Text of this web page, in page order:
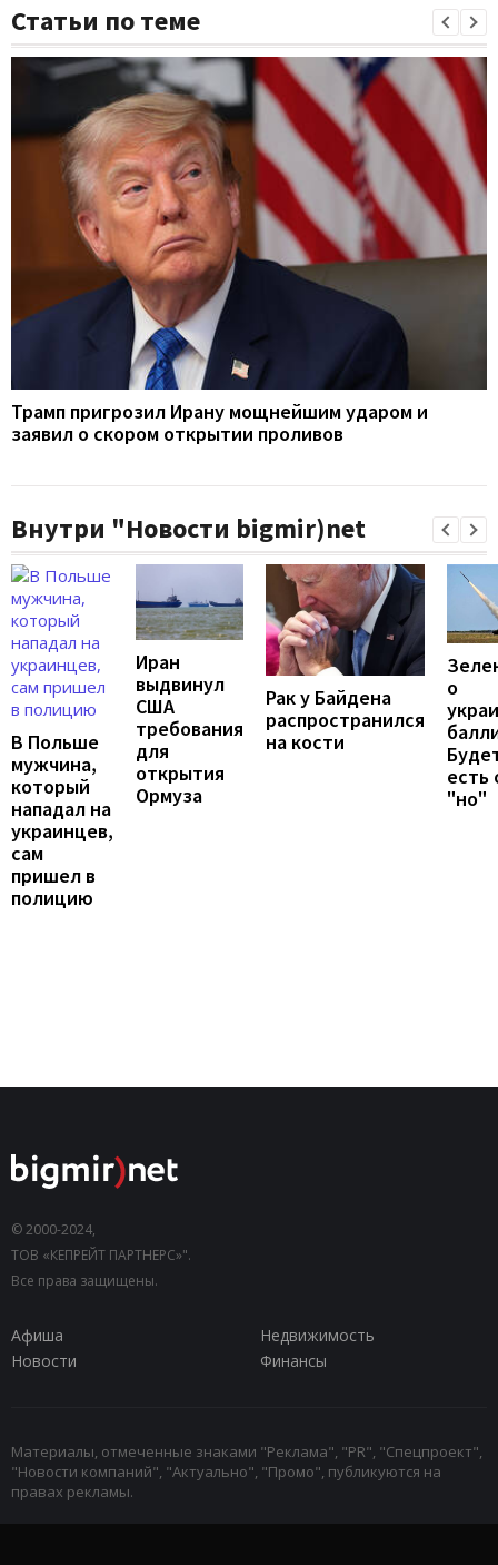
Статьи по теме
Трамп пригрозил Ирану мощнейшим ударом и
заявил о скором открытии проливов
Внутри "Новости bigmir)net
В Польше
мужчина,
который
нападал на
украинцев,
сам
пришел в
полицию
Иран
выдвинул
США
требования
для
открытия
Ормуза
Рак у Байдена
распространился
на кости
о
есть
"но"
© 2000-2024,
ТОВ «КЕПРЕЙТ ПАРТНЕРС»".
Все права защищены.
Афиша
Недвижимость
Новости
Финансы
Материалы, отмеченные знаками "Реклама", "PR", "Спецпроект",
"Новости компаний", "Актуально", "Промо", публикуются на
правах рекламы.